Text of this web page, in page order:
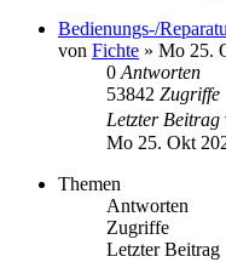
Bedienungs-/
von Fichte » Mo 25.
0Antworten
53842 Zugriffe
Letzter Beitrag
Mo 25. Okt
Themen
Antworten
Zugriffe
Letzter Beitrag